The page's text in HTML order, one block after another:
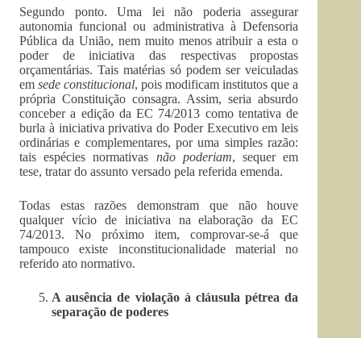
Segundo ponto. Uma lei não poderia assegurar
autonomia funcional ou administrativa à Defensoria
Pública da União, nem muito menos atribuir a esta o
poder de iniciativa das respectivas propostas
orçamentárias. Tais matérias só podem ser veiculadas
emsede constitucional, pois modificam institutos que a
própria Constituição consagra. Assim, seria absurdo
conceber a edição da EC 74/2013 como tentativa de
burla à iniciativa privativa do Poder Executivo em leis
ordinárias e complementares, por uma simples razão:
tais espécies normativas não poderiam, sequer em
tese, tratar do assunto versado pela referida emenda.
Todas estas razões demonstram que não houve
qualquer vício de iniciativa na elaboração da EC
74/2013. No próximo item, comprovar-se-á que
tampouco existe inconstitucionalidade material no
referido ato normativo.
A ausência de violação à cláusula pétrea da
separação de poderes